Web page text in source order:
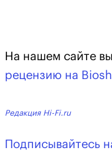
На нашем сайте
рецензию на
Редакция Hi-Fi.ru
Подписывайтесь